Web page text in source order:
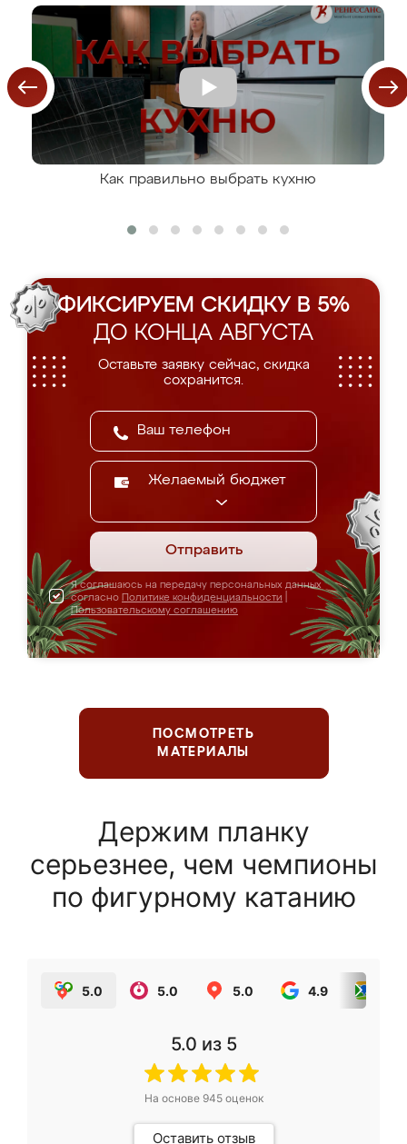
Как правильно выбрать кухню
ФИКСИРУЕМ СКИДКУ В 5%
ДО КОНЦА АВГУСТА
Оставьте заявку сейчас, скидка
сохранится.
Желаемый бюджет
Отправить
Я соглашаюсь на передачу персональных данных
согласно Политике конфиденциальности
Пользовательскому соглашению
ПОСМОТРЕТЬ
МАТЕРИАЛЫ
Держим планку
серьезнее, чем чемпионы
по фигурному катанию
5.0 5.0 5.0 4.9
5.0 из 5
На основе 945оценок
Оставить отзыв